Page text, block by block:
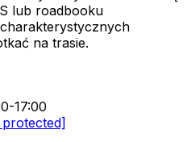
lub roadbooku
na trasie.
17:00
protected]